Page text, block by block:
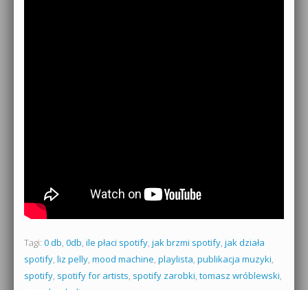
Tagi: 0 db, 0db, ile płaci spotify, jak brzmi spotify, jak działa
spotify, liz pelly, mood machine, playlista, publikacja muzyki,
spotify, spotify for artists, spotify zarobki, tomasz wróblewski,